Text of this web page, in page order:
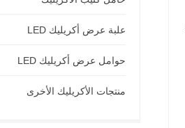
علبة عرض أكريليك LED
حوامل عرض أكريليك LED
منتجات الأكريليك الأخرى